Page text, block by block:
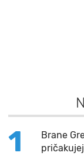
1
Brane